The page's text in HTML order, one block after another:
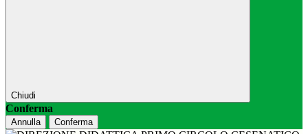
Chiudi
Conferma
Annulla Conferma